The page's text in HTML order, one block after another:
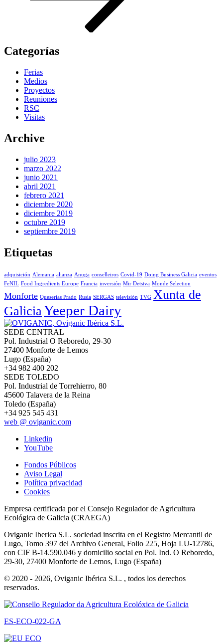
Categorías
Ferias
Medios
Proyectos
Reuniones
RSC
Visitas
Archive
julio 2023
marzo 2022
junio 2021
abril 2021
febrero 2021
diciembre 2020
diciembre 2019
octubre 2019
septiembre 2019
Etiquetas
adquisición Alemania alianza Anuga conselleiros Covid-19 Doing Business Galicia eventos
FeNIL Food Ingredients Europe Francia inversión Mir Detstva Monde Selection
Monforte Queserías Prado Rusia SERGAS televisión TVG Xunta de
Galicia Yeeper Dairy
SEDE CENTRAL
Pol. Industrial O Reboredo, 29-30
27400 Monforte de Lemos
Lugo (España)
+34 982 400 202
SEDE TOLEDO
Pol. Industrial de Torrehierro, 80
45600 Talavera de la Reina
Toledo (España)
+34 925 545 431
web @ oviganic.com
Linkedin
YouTube
Fondos Públicos
Aviso Legal
Política privacidad
Cookies
Empresa certificada por el Consejo Regulador de Agricultura
Ecológica de Galicia (CRAEGA)
Oviganic Iberica S.L. sociedad inscrita en el Registro Mercantil de
Lugo, Tomo 397 del Archivo General, Folio 225, Hoja LU-12786,
con CIF B-14.590.046 y domicilio social en Pol. Ind. O Reboredo,
29-30, 27400 Monforte de Lemos, Lugo (España)
© 2020 - 2026, Oviganic Ibérica S.L. , todos los derechos
reservados.
ES-ECO-022-GA